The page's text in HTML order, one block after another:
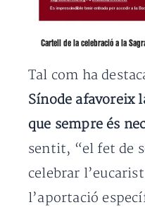
Cartell de la celebració a la
Tal com ha
Sínode afavoreix
que sempre és
sentit, “el fet de
celebrar
l’aportació